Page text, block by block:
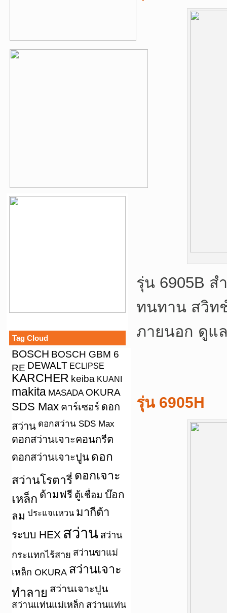
Tag Cloud
BOSCH BOSCH GBM 6
RE DEWALT ECLIPSE
KARCHER keiba KUANI
makita MASADA OKURA
SDS Max คาร์เซอร์ ดอก
สว่าน ดอกสว่าน SDS Max
ดอกสว่านเจาะคอนกรีต
ดอกสว่านเจาะปูน ดอก
สว่านโรตารี่ ดอกเจาะ
เหล็ก ด้ามฟรี ตู้เชื่อม บ๊อก
ลม ประแจแหวน มากีต้า
ระบบ HEX สว่าน สว่าน
กระแทกไร้สาย สว่านขาแม่
เหล็ก OKURA สว่านเจาะ
ทำลาย สว่านเจาะปูน
สว่านแท่นแม่เหล็ก สว่านแท่น
รุ่น 6905B
ทนทาน สวิท
ภายนอก ดูแ
รุ่น 6905H